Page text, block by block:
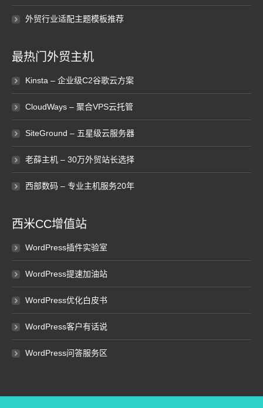
外贸行业适配主题模板推荐
最热门外贸主机
Kinsta – 企业级C2谷歌云方案
CloudWays – 聚合VPS云托管
SiteGround – 五星级云服务器
老薛主机 – 30万外贸站长选择
西部数码 – 专业主机服务20年
西米CC增值站
WordPress插件实验室
WordPress提速加油站
WordPress优化白皮书
WordPress客户有话说
WordPress问答服务区